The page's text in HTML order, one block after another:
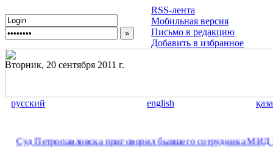
RSS-лента
Мобильная версия
Письмо в редакцию
Добавить в избранное
Вторник, 20 сентября 2011 г.
русский english
приговорил бывшего сотрудника МИД РК к